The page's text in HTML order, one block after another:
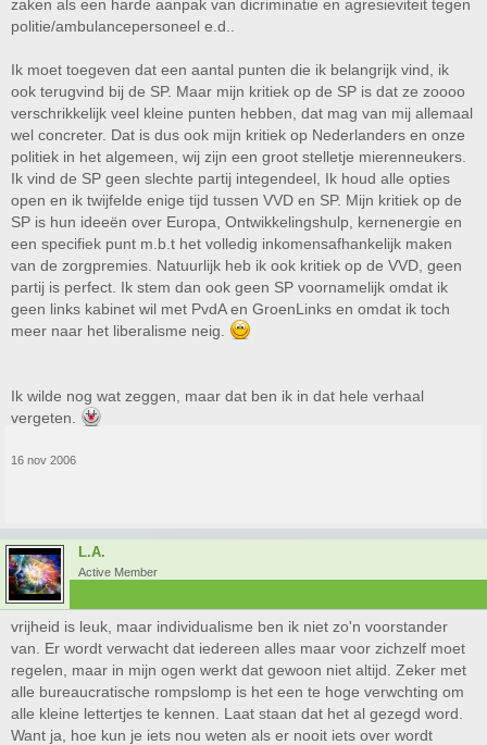
zaken als een harde aanpak van dicriminatie en agresieviteit tegen
politie/ambulancepersoneel e.d..
Ik moet toegeven dat een aantal punten die ik belangrijk vind, ik
ook terugvind bij de SP. Maar mijn kritiek op de SP is dat ze zoooo
verschrikkelijk veel kleine punten hebben, dat mag van mij allemaal
wel concreter. Dat is dus ook mijn kritiek op Nederlanders en onze
politiek in het algemeen, wij zijn een groot stelletje mierenneukers.
Ik vind de SP geen slechte partij integendeel, Ik houd alle opties
open en ik twijfelde enige tijd tussen VVD en SP. Mijn kritiek op de
SP is hun ideeën over Europa, Ontwikkelingshulp, kernenergie en
een specifiek punt m.b.t het volledig inkomensafhankelijk maken
van de zorgpremies. Natuurlijk heb ik ook kritiek op de VVD, geen
partij is perfect. Ik stem dan ook geen SP voornamelijk omdat ik
geen links kabinet wil met PvdA en GroenLinks en omdat ik toch
meer naar het liberalisme neig.
Ik wilde nog wat zeggen, maar dat ben ik in dat hele verhaal
vergeten.
16 nov 2006
L.A.
Active Member
vrijheid is leuk, maar individualisme ben ik niet zo'n voorstander
van. Er wordt verwacht dat iedereen alles maar voor zichzelf moet
regelen, maar in mijn ogen werkt dat gewoon niet altijd. Zeker met
alle bureaucratische rompslomp is het een te hoge verwchting om
alle kleine lettertjes te kennen. Laat staan dat het al gezegd word.
Want ja, hoe kun je iets nou weten als er nooit iets over wordt